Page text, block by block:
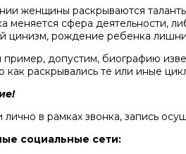
женщины раскрываются
меняется сфера деятельности,
цинизм, рождение ребенка
пример, допустим, биографию
как раскрывались те или иные
в рамках звонка, запись
социальные сети: